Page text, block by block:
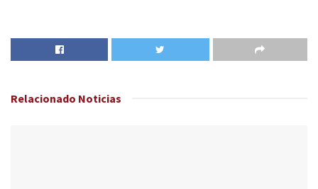
Relacionado Noticias